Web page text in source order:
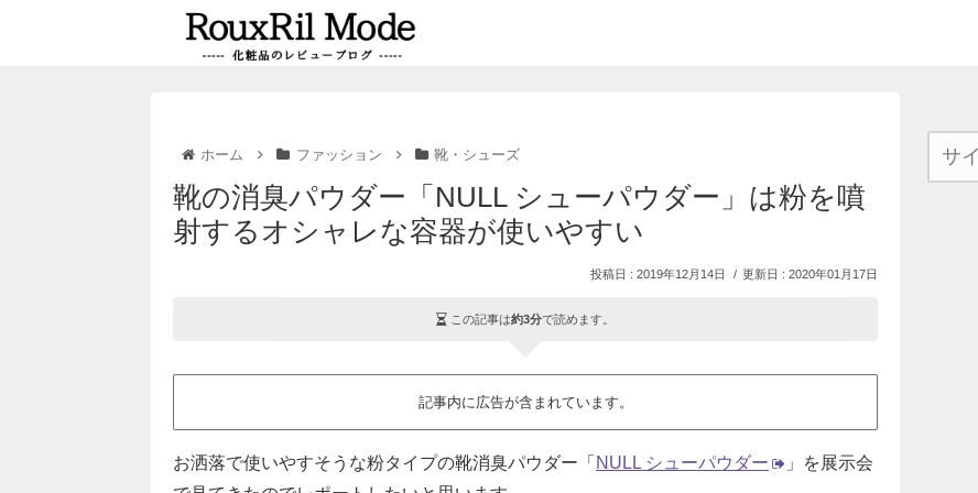
ホーム ファッション 靴・シューズ
靴の消臭パウダー「NULL シューパウダー」は粉を噴
射するオシャレな容器が使いやすい
2019年12月14日 2020年01月17日
この記事は約3分で読めます。
記事内に広告が含まれています。
お洒落で使いやすそうな粉タイプの靴消臭パウダー「 NULL シューパウダー
」を展示会